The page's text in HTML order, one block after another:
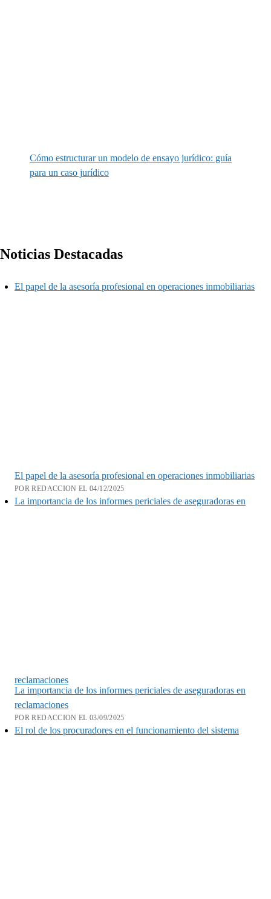
Noticias Destacadas
El papel de la asesoría profesional en operaciones inmobiliarias
El papel de la asesoría profesional en operaciones inmobiliarias
POR REDACCION EL 04/12/2025
La importancia de los informes periciales de aseguradoras en
reclamaciones
La importancia de los informes periciales de aseguradoras en
reclamaciones
POR REDACCION EL 03/09/2025
El rol de los procuradores en el funcionamiento del sistema
Cómo estructurar un modelo de ensayo jurídico: guía
para un caso jurídico